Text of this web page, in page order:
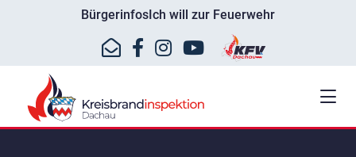
BürgerinfosIch will zur Feuerwehr